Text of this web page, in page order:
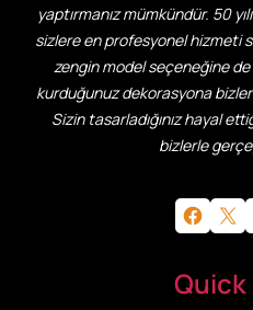
yaptırmanız mümkündür. 50
sizlere en profesyonel hizmeti
zengin model seçeneğine
kurduğunuz dekorasyona bizler
Sizin tasarladığınız hayal
bizlerle
Facebook X
Quick